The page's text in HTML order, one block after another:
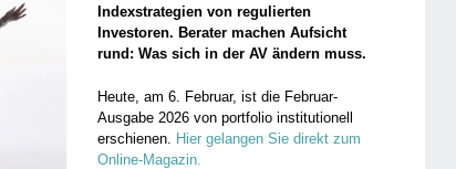
Indexstrategien von regulierten
Investoren. Berater machen Aufsicht
rund: Was sich in der AV ändern muss.
Heute, am 6. Februar, ist die Februar-
Ausgabe 2026 von portfolio institutionell
erschienen. Hier gelangen Sie direkt zum
Online-Magazin.